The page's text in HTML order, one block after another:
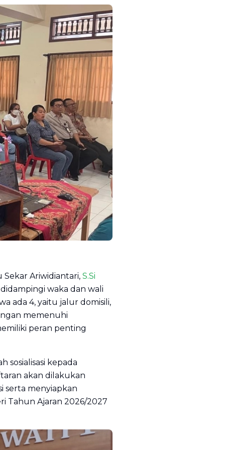
Sekar Ariwidiantari, S.Si
waka dan wali
ada 4, yaitu jalur domisili,
memenuhi
peran penting
sosialisasi kepada
akan dilakukan
serta menyiapkan
Tahun Ajaran 2026/2027